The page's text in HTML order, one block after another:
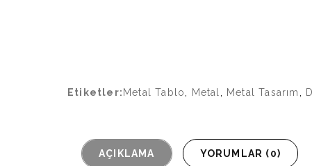
Etiketler: Metal Tablo Metal Metal Tasarım
AÇIKLAMA YORUMLAR (0)